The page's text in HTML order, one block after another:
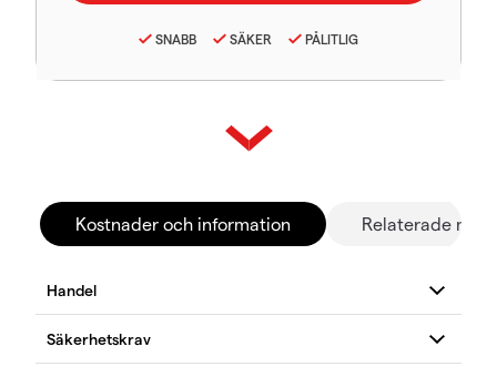
SNABB SÄKER PÅLITLIG
Kostnader och information Relaterade